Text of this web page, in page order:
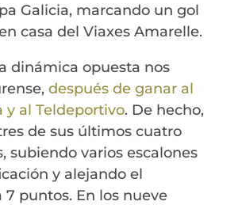
Galicia, marcando un gol
casa del Viaxes Amarelle.
dinámica opuesta nos
después de ganar al
y al Teldeportivo. De hecho,
de sus últimos cuatro
subiendo varios escalones
y alejando el
7 puntos. En los nueve